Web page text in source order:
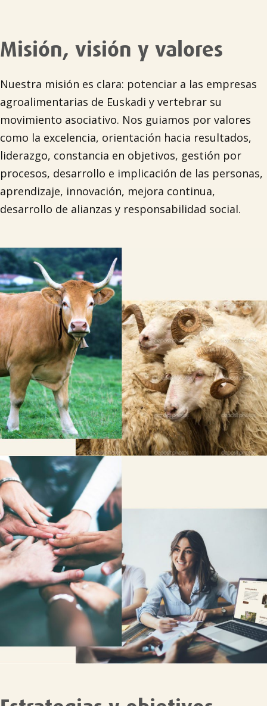
Misión, visión y valores
Nuestra misión es clara: potenciar a las empresas
agroalimentarias de Euskadi y vertebrar su
movimiento asociativo. Nos guiamos por valores
como la excelencia, orientación hacia resultados,
liderazgo, constancia en objetivos, gestión por
procesos, desarrollo e implicación de las personas,
aprendizaje, innovación, mejora continua,
desarrollo de alianzas y responsabilidad social.